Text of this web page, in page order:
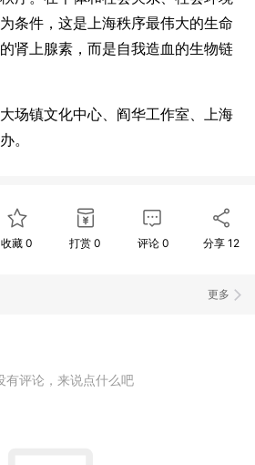
条件，这是上海秩序最伟大的生命
肾上腺素，而是自我造血的生物链
场镇文化中心、阎华工作室、上海
。
收藏0 打赏 0 评论 0 分享 12
更多
有评论，来说点什么吧